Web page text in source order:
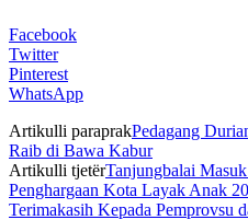
Facebook
Twitter
Pinterest
WhatsApp
Artikulli paraprakPedagang
Raib di Bawa Kabur
Artikulli tjetërTanjungbalai
Penghargaan Kota Layak Anak
Terimakasih Kepada Pemprovsu